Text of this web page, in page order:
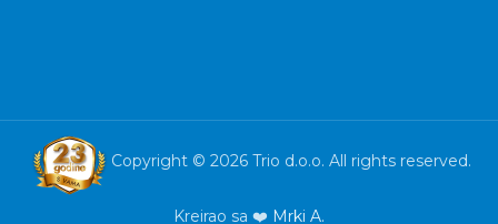
Copyright © 2026 Trio d.o.o. All rights reserved.
Kreirao sa ❤️ Mrki A.